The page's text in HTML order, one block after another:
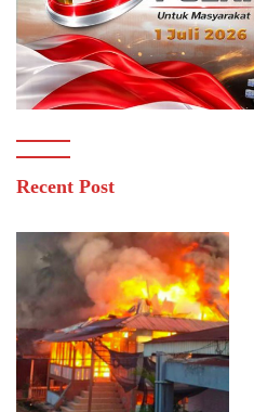
Recent Post